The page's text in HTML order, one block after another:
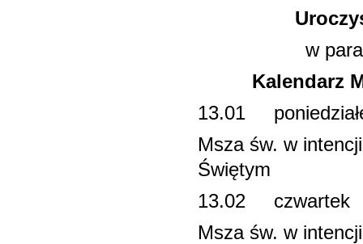
w parafii św.
Kalendarz
13.01
Msza św. w
Świętym
13.02
Msza św. w